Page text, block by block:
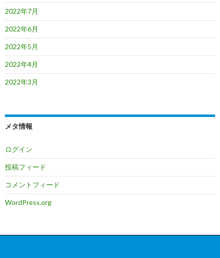
2022年7月
2022年6月
2022年5月
2022年4月
2022年3月
メタ情報
ログイン
投稿フィード
コメントフィード
WordPress.org